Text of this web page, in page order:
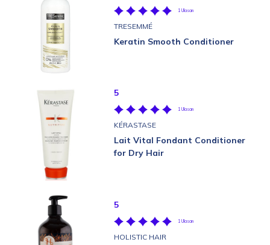
1 Ulasan
TRESEMMÉ
Keratin Smooth Conditioner
5
1 Ulasan
KÉRASTASE
Lait Vital Fondant Conditioner
for Dry Hair
5
1 Ulasan
HOLISTIC HAIR